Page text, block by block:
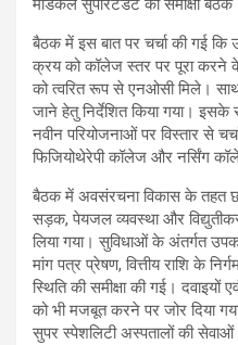
बैठक में इस बात पर चर्चा की गई
क्रय को कॉलेज स्तर पर पूरा करने
को त्वरित रूप से एनओसी मिले। साथ
जाने हेतु निर्देशित किया गया। इसके
नवीन परियोजनाओं पर विस्तार से
फिजियोथेरेपी कॉलेज और नर्सिंग
बैठक में अवसंरचना विकास के तहत
सड़क, पेयजल व्यवस्था और
लिया गया। सुविधाओं के अंतर्गत
मांग पत्र प्रेषण, वित्तीय राशि के
स्थिति की समीक्षा की गई। दवाइयों
को भी मजबूत करने पर जोर दिया
सुपर स्पेशलिटी अस्पतालों की